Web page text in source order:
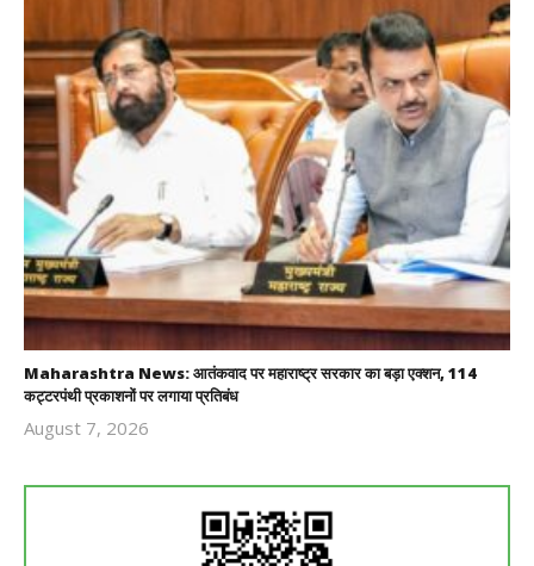
Maharashtra News: आतंकवाद पर महाराष्ट्र सरकार का बड़ा एक्शन, 114
कट्टरपंथी प्रकाशनों पर लगाया प्रतिबंध
August 7, 2026